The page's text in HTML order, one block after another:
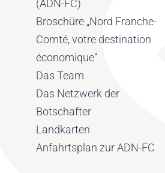
(ADN-FC)
Broschüre „Nord Franche-
Comté, votre destination
économique“
Das Team
Das Netzwerk der
Botschafter
Landkarten
Anfahrtsplan zur ADN-FC